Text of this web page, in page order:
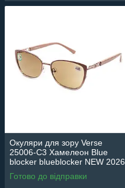
Окуляри для зору Verse
25006-C3 Хамелеон Blue
blocker blueblocker NEW 2026
Готово до відправки